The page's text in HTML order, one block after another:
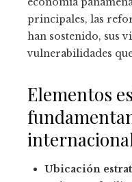
principales, las
han sostenido, sus
vulnerabilidades
Elementos
Ubicación